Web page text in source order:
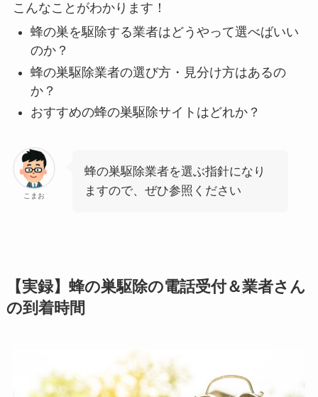
こんなことがわかります！
蜂の巣を駆除する業者はどうやって選べばいい
のか？
蜂の巣駆除業者の選び方・見分け方はあるの
か？
おすすめの蜂の巣駆除サイトはどれか？
こまお
蜂の巣駆除業者を選ぶ指針になり
ますので、ぜひ参照ください
【実録】蜂の巣駆除の電話受付＆業者さん
の到着時間